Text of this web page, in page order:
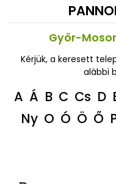
Győr-
Kérjük, a keresett
alábbi
A Á B C Cs D
Ny O Ó Ö Ő